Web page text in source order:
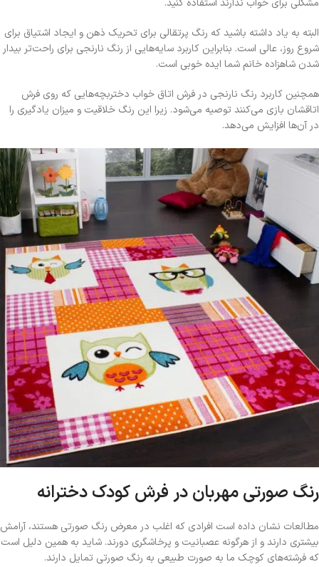
مشکلی برای خواب ندارند استفاده کنید.
البته به یاد داشته باشید که رنگ پرتقالی برای تحریک ذهن و ایجاد اشتیاق برای
شروع روز، عالی است. بنابراین کاربرد سایه‌هایی از رنگ نارنجی برای راحت‌تر بیدار
شدن شاهزاده خانم شما ایده خوبی است.
همچنین کاربرد رنگ نارنجی در فرش اتاق خواب دختربچه‌هایی که روی فرش
اتاقشان بازی می‌کنند توصیه می‌شود. زیرا این رنگ خلاقیت و میزان یادگیری را
در آن‌ها افزایش می‌دهد.
رنگ صورتی مهربان در فرش کودک دخترانه
مطالعات نشان داده است افرادی که اغلب در معرض رنگ صورتی هستند، آرامش
بیشتری دارند و از هرگونه عصبانیت و پرخاشگری دورند. شاید به همین دلیل است
که فرشته‌های کوچک ما به صورت طبیعی به رنگ صورتی تمایل دارند.